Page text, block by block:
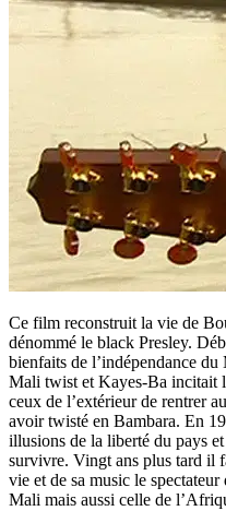
Ce film reconstruit la vie de
dénommé le black Presley.
bienfaits de l’indépendance
Mali twist et Kayes-Ba incitait
ceux de l’extérieur de rentrer
avoir twisté en Bambara. En
illusions de la liberté du pays
survivre. Vingt ans plus tard il
vie et de sa music le
Mali mais aussi celle de